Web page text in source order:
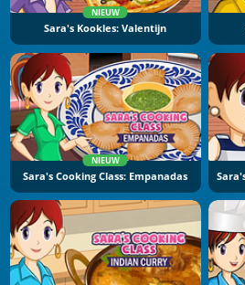
NIEUW
Sara's Kookles: Valentijn
NIEUW
Sara's Cooking Class: Empanadas